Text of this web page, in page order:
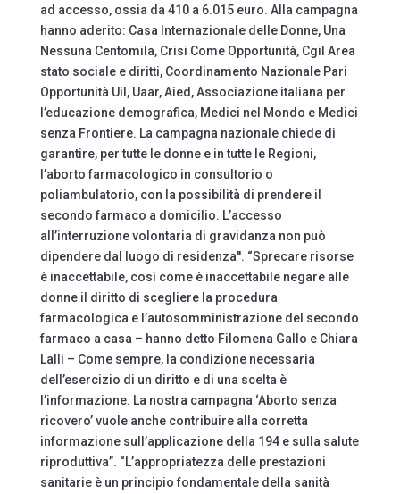
ad accesso, ossia da 410 a 6.015 euro. Alla campagna
hanno aderito: Casa Internazionale delle Donne, Una
Nessuna Centomila, Crisi Come Opportunità, Cgil Area
stato sociale e diritti, Coordinamento Nazionale Pari
Opportunità Uil, Uaar, Aied, Associazione italiana per
l’educazione demografica, Medici nel Mondo e Medici
senza Frontiere. La campagna nazionale chiede di
garantire, per tutte le donne e in tutte le Regioni,
l’aborto farmacologico in consultorio o
poliambulatorio, con la possibilità di prendere il
secondo farmaco a domicilio. L’accesso
all’interruzione volontaria di gravidanza non può
dipendere dal luogo di residenza''. “Sprecare risorse
è inaccettabile, così come è inaccettabile negare alle
donne il diritto di scegliere la procedura
farmacologica e l’autosomministrazione del secondo
farmaco a casa – hanno detto Filomena Gallo e Chiara
Lalli – Come sempre, la condizione necessaria
dell’esercizio di un diritto e di una scelta è
l’informazione. La nostra campagna ‘Aborto senza
ricovero’ vuole anche contribuire alla corretta
informazione sull’applicazione della 194 e sulla salute
riproduttiva”. “L’appropriatezza delle prestazioni
sanitarie è un principio fondamentale della sanità